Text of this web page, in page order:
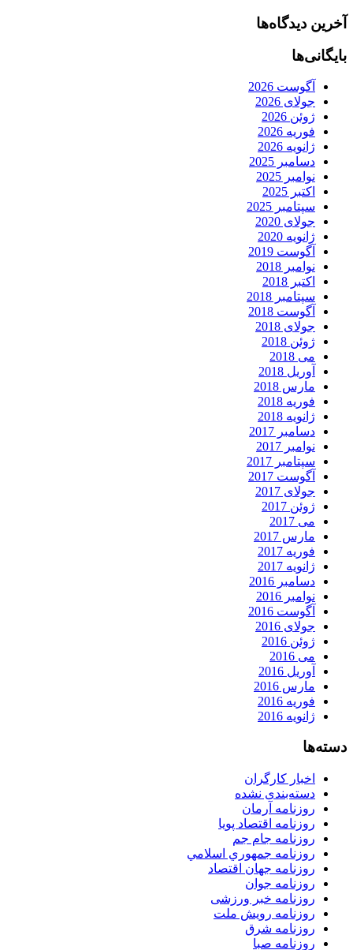
آخرین دیدگاه‌ها
بایگانی‌ها
آگوست 2026
جولای 2026
ژوئن 2026
فوریه 2026
ژانویه 2026
دسامبر 2025
نوامبر 2025
اکتبر 2025
سپتامبر 2025
جولای 2020
ژانویه 2020
آگوست 2019
نوامبر 2018
اکتبر 2018
سپتامبر 2018
آگوست 2018
جولای 2018
ژوئن 2018
می 2018
آوریل 2018
مارس 2018
فوریه 2018
ژانویه 2018
دسامبر 2017
نوامبر 2017
سپتامبر 2017
آگوست 2017
جولای 2017
ژوئن 2017
می 2017
مارس 2017
فوریه 2017
ژانویه 2017
دسامبر 2016
نوامبر 2016
آگوست 2016
جولای 2016
ژوئن 2016
می 2016
آوریل 2016
مارس 2016
فوریه 2016
ژانویه 2016
دسته‌ها
اخبار کارگران
دسته‌بندی نشده
روزنامه آرمان
روزنامه اقتصاد پویا
روزنامه جام جم
روزنامه جمهوري اسلامي
روزنامه جهان اقتصاد
روزنامه جوان
روزنامه خبر ورزشى
روزنامه رویش ملت
روزنامه شرق
روزنامه صبا